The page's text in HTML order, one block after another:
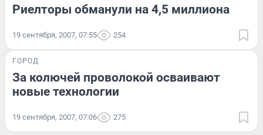
Риелторы обманули на 4,5 миллиона
19 сентября, 2007, 07:55 254
ГОРОД
За колючей проволокой осваивают
новые технологии
19 сентября, 2007, 07:06 275